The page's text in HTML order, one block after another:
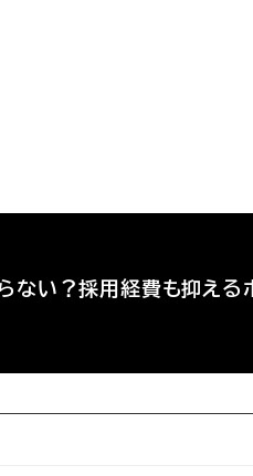
ない？採用経費も抑える